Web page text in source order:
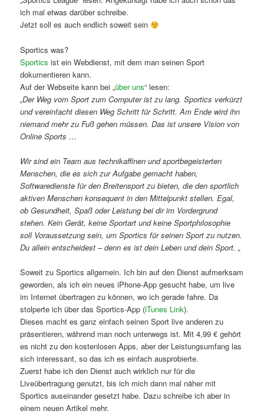
ich mal etwas darüber schreibe.
Jetzt soll es auch endlich soweit sein
Sportics was?
Sporticsist ein Webdienst, mit dem man seinen Sport
dokumentieren kann.
Auf der Webseite kann bei „über uns“ lesen:
„Der Weg vom Sport zum Computer ist zu lang. Sportics verkürzt
und vereinfacht diesen Weg Schritt für Schritt. Am Ende wird ihn
niemand mehr zu Fuß gehen müssen. Das ist unsere Vision von
Online Sports …
Wir sind ein Team aus technikaffinen und sportbegeisterten
Menschen, die es sich zur Aufgabe gemacht haben,
Softwaredienste für den Breitensport zu bieten, die den sportlich
aktiven Menschen konsequent in den Mittelpunkt stellen. Egal,
ob Gesundheit, Spaß oder Leistung bei dir im Vordergrund
stehen. Kein Gerät, keine Sportart und keine Sportphilosophie
soll Voraussetzung sein, um Sportics für seinen Sport zu nutzen.
Du allein entscheidest – denn es ist dein Leben und dein Sport. „
Soweit zu Sportics allgemein. Ich bin auf den Dienst aufmerksam
geworden, als ich ein neues iPhone-App gesucht habe, um live
im Internet übertragen zu können, wo ich gerade fahre. Da
stolperte ich über das Sportics-App (iTunes Link).
Dieses macht es ganz einfach seinen Sport live anderen zu
präsentieren, während man noch unterwegs ist. Mit 4,99 € gehört
es nicht zu den kostenlosen Apps, aber der Leistungsumfang las
sich interessant, so das ich es einfach ausprobierte.
Zuerst habe ich den Dienst auch wirklich nur für die
Liveübertragung genutzt, bis ich mich dann mal näher mit
Sportics auseinander gesetzt habe. Dazu schreibe ich aber in
einem neuen Artikel mehr.